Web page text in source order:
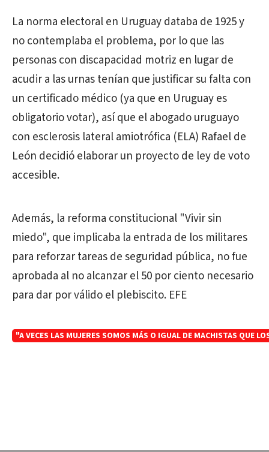
La norma electoral en Uruguay databa de 1925 y
no contemplaba el problema, por lo que las
personas con discapacidad motriz en lugar de
acudir a las urnas tenían que justificar su falta con
un certificado médico (ya que en Uruguay es
obligatorio votar), así que el abogado uruguayo
con esclerosis lateral amiotrófica (ELA) Rafael de
León decidió elaborar un proyecto de ley de voto
accesible.
Además, la reforma constitucional "Vivir sin
miedo", que implicaba la entrada de los militares
para reforzar tareas de seguridad pública, no fue
aprobada al no alcanzar el 50 por ciento necesario
para dar por válido el plebiscito. EFE
"A VECES LAS MUJERES SOMOS MÁS O IGUAL DE MACHISTAS QUE